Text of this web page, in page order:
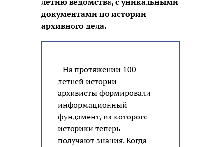
документами по истории
архивного дела.
- На протяжении 100-
летней истории
архивисты формировали
информационный
фундамент, из которого
историки теперь
получают знания. Когда